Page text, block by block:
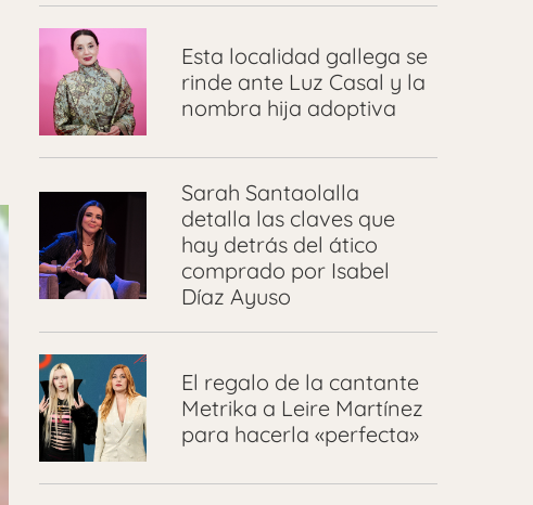
Esta localidad gallega se
rinde ante Luz Casal y la
nombra hija adoptiva
Sarah Santaolalla
detalla las claves que
hay detrás del ático
comprado por Isabel
Díaz Ayuso
El regalo de la cantante
Metrika a Leire Martínez
para hacerla «perfecta»